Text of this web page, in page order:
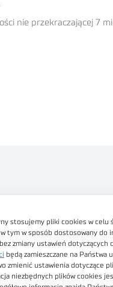
stosujemy pliki cookies w celu
w tym w sposób dostosowany do
zmiany ustawień dotyczących
będą zamieszczane na Państwa
zmienić ustawienia dotyczące
niezbędnych plików cookies
nie przekraczającej 7
cyfrowa
Portalu
sklepu